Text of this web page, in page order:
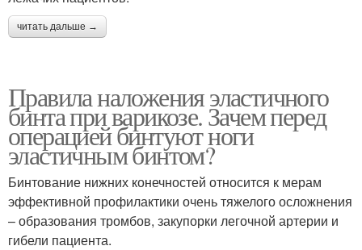
читать дальше →
Правила наложения эластичного
бинта при варикозе. Зачем перед
операцией бинтуют ноги
эластичным бинтом?
Бинтование нижних конечностей относится к мерам
эффективной профилактики очень тяжелого осложнения
– образования тромбов, закупорки легочной артерии и
гибели пациента.